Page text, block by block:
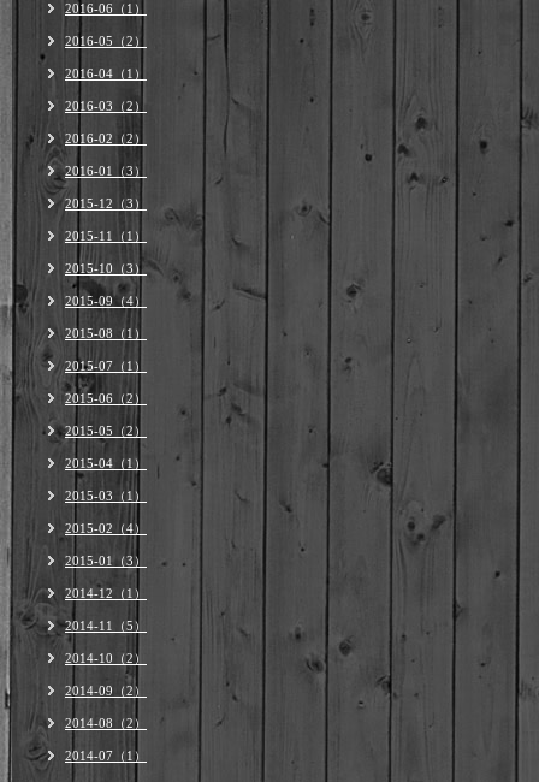
2016-06（1）
2016-05（2）
2016-04（1）
2016-03（2）
2016-02（2）
2016-01（3）
2015-12（3）
2015-11（1）
2015-10（3）
2015-09（4）
2015-08（1）
2015-07（1）
2015-06（2）
2015-05（2）
2015-04（1）
2015-03（1）
2015-02（4）
2015-01（3）
2014-12（1）
2014-11（5）
2014-10（2）
2014-09（2）
2014-08（2）
2014-07（1）